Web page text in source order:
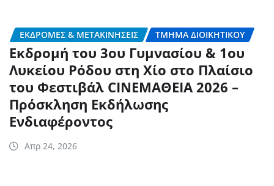
ΕΚΔΡΟΜΈΣ & ΜΕΤΑΚΙΝΉΣΕΙΣ ΤΜΉΜΑ ΔΙΟΙΚΗΤΙΚΟΎ
Εκδρομή του 3ου Γυμνασίου & 1ου
Λυκείου Ρόδου στη Χίο στο Πλαίσιο
του Φεστιβάλ CINEΜΑΘΕΙΑ 2026 –
Πρόσκληση Εκδήλωσης
Ενδιαφέροντος
Απρ 24, 2026